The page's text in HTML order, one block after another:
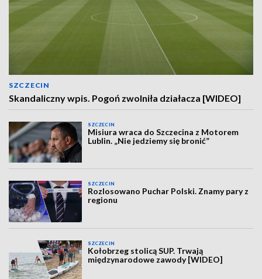
SZCZECIN
Skandaliczny wpis. Pogoń zwolniła działacza [WIDEO]
SZCZECIN
Misiura wraca do Szczecina z Motorem
Lublin. „Nie jedziemy się bronić”
SZCZECIN
Rozlosowano Puchar Polski. Znamy pary z
regionu
SZCZECIN
Kołobrzeg stolicą SUP. Trwają
międzynarodowe zawody [WIDEO]